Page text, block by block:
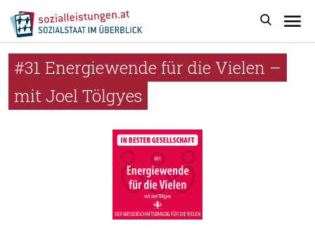
#31 Energiewende für die Vielen –
mit Joel Tölgyes